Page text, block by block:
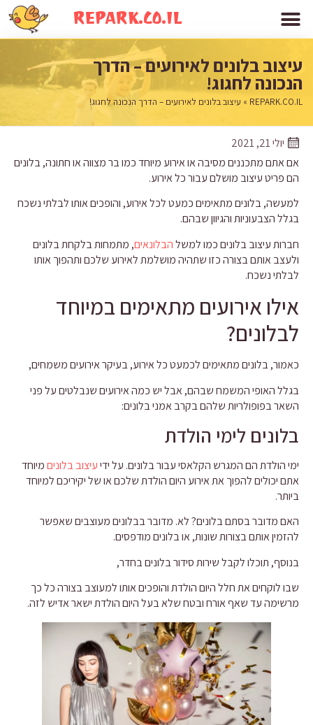
REPARK.CO.IL
עיצוב בלונים לאירועים – הדרך
הנכונה לחגוג!
REPARK.CO.IL
» עיצוב בלונים לאירועים – הדרך הנכונה לחגוג!
יולי 21, 2021
אם אתם מתכננים מסיבה או אירוע מיוחד כמו בר מצווה או חתונה, בלונים
הם פריט עיצוב מושלם עבור כל אירוע.
למעשה, בלונים מתאימים כמעט לכל אירוע, והופכים אותו לבלתי נשכח
בגלל הצבעוניות והגיוון שבהם.
חברות עיצוב בלונים כמו למשלהבלונאים, מתמחות בלקחת בלונים
ולעצב אותם בצורה כזו שתהיה מושלמת לאירוע שלכם ותהפוך אותו
לבלתי נשכח.
אילו אירועים מתאימים במיוחד
לבלונים?
כאמור, בלונים מתאימים לכמעט כל אירוע, בעיקר אירועים משמחים,
בגלל האופי המשמח שבהם, אבל יש כמה אירועים שנבלטים על פני
השאר בפופולריות שלהם בקרב אמני בלונים:
בלונים לימי הולדת
ימי הולדת הם המגרש הקלאסי עבור בלונים. על ידיעיצוב בלוניםמיוחד
אתם יכולים להפוך את אירוע היום הולדת שלכם או של יקיריכם למיוחד
ביותר.
האם מדובר בסתם בלונים? לא. מדובר בבלונים מעוצבים שאפשר
להזמין אותם בצורות שונות, או בלונים מודפסים.
בנוסף, תוכלו לקבל שירות סידור בלונים בחדר,
שבו לוקחים את חלל היום הולדת והופכים אותו למעוצב בצורה כל כך
מרשימה עד שאף אורח ובטח שלא בעל היום הולדת ישאר אדיש לזה.